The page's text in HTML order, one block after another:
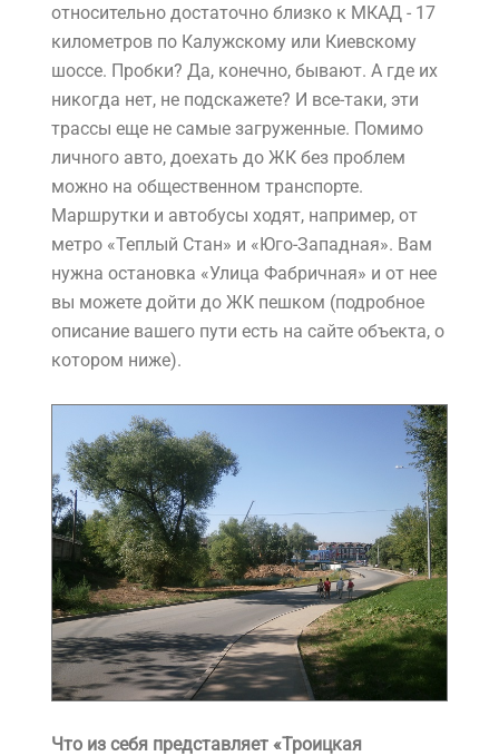
относительно достаточно близко к МКАД - 17
километров по Калужскому или Киевскому
шоссе. Пробки? Да, конечно, бывают. А где их
никогда нет, не подскажете? И все-таки, эти
трассы еще не самые загруженные. Помимо
личного авто, доехать до ЖК без проблем
можно на общественном транспорте.
Маршрутки и автобусы ходят, например, от
метро «Теплый Стан» и «Юго-Западная». Вам
нужна остановка «Улица Фабричная» и от нее
вы можете дойти до ЖК пешком (подробное
описание вашего пути есть на сайте объекта, о
котором ниже).
Что из себя представляет «Троицкая